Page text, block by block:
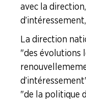
avec la
La direction
"des évolutions
"de la politique